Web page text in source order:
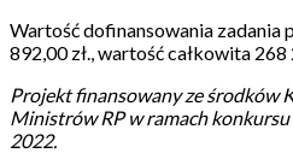
Wartość dofinansowania zadania
892,00 zł., wartość całkowita 268
Projekt finansowany ze środków
Ministrów RP w ramach
2022.